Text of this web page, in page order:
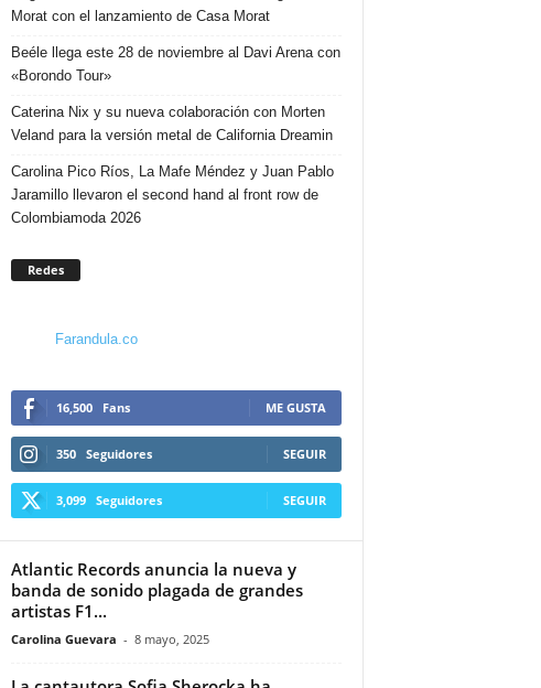
Morat con el lanzamiento de Casa Morat
Beéle llega este 28 de noviembre al Davi Arena con
«Borondo Tour»
Caterina Nix y su nueva colaboración con Morten
Veland para la versión metal de California Dreamin
Carolina Pico Ríos, La Mafe Méndez y Juan Pablo
Jaramillo llevaron el second hand al front row de
Colombiamoda 2026
Redes
Farandula.co
16,500 Fans ME GUSTA
350 Seguidores SEGUIR
3,099 Seguidores SEGUIR
Atlantic Records anuncia la nueva y
banda de sonido plagada de grandes
artistas F1...
Carolina Guevara - 8 mayo, 2025